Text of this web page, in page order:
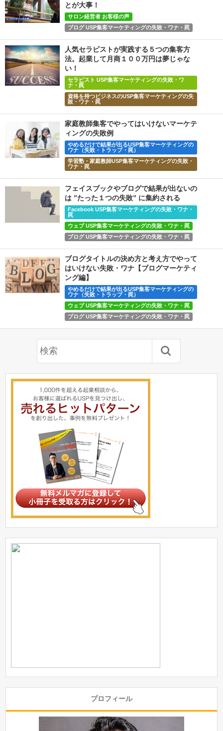
とが大事！
サロン経営者 お客様の声
ブログ USP集客マーケティングの失敗・ワナ・罠
人気セラピストが実践する５つの集客方
法。起業して月商１００万円は夢じゃな
い！
セラピスト USP集客マーケティングの失敗・ワ
ナ・罠
資格を持つビジネスのUSP集客マーケティングの失
敗・ワナ・罠
家庭教師集客でやってはいけないマーケテ
ィングの失敗例
やめるだけで結果が出るUSP集客マーケティングの
ワナ（失敗・トラップ・罠）
学習塾・家庭教師USP集客マーケティングの失敗・
ワナ・罠
フェイスブックやブログで結果が出ないの
は ”たった１つの失敗” に集約される
Facebook USP集客マーケティングの失敗・ワナ・
罠
ウェブ USP集客マーケティングの失敗・ワナ・罠
ブログ USP集客マーケティングの失敗・ワナ・罠
ブログタイトルの決め方と考え方でやって
はいけない失敗・ワナ【ブログマーケティ
ング編】
やめるだけで結果が出るUSP集客マーケティングの
ワナ（失敗・トラップ・罠）
ウェブ USP集客マーケティングの失敗・ワナ・罠
ブログ USP集客マーケティングの失敗・ワナ・罠
プロフィール